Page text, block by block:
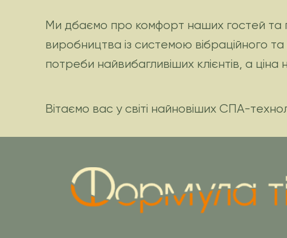
Ми дбаємо про комфорт наших гостей та
виробництва із системою вібраційного
потреби найвибагливіших клієнтів, а
Вітаємо вас у світі найновіших СПА-